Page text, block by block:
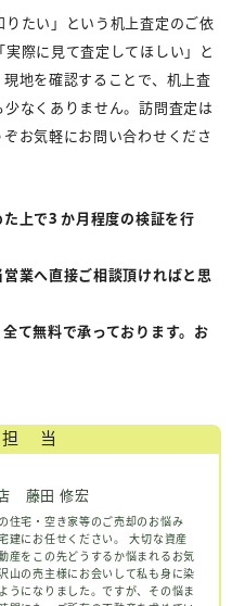
たい」という机上査定のご依
際に見て査定してほしい」と
地を確認することで、机上査
なくありません。訪問査定は
お気軽にお問い合わせくださ
上で3 か月程度の検証を行
業へ直接ご相談頂ければと思
て無料で承っております。お
当
藤田 修宏
住宅・空き家等のご売却のお悩み
建にお任せください。 大切な資産
産をこの先どうするか悩まれるお気
山の売主様にお会いして私も身に染
うになりました。ですが、その悩ま